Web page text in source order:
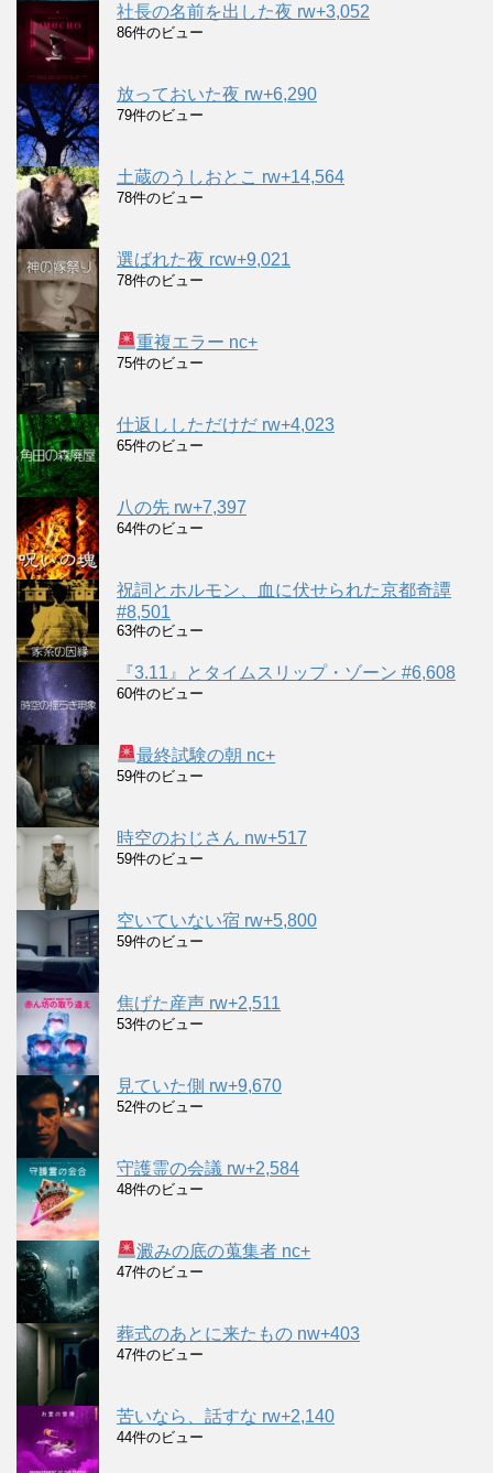
社長の名前を出した夜 rw+3,052
86件のビュー
放っておいた夜 rw+6,290
79件のビュー
土蔵のうしおとこ rw+14,564
78件のビュー
選ばれた夜 rcw+9,021
78件のビュー
重複エラー nc+
75件のビュー
仕返ししただけだ rw+4,023
65件のビュー
八の先 rw+7,397
64件のビュー
祝詞とホルモン、血に伏せられた京都奇譚
#8,501
63件のビュー
『3.11』とタイムスリップ・ゾーン #6,608
60件のビュー
最終試験の朝 nc+
59件のビュー
時空のおじさん nw+517
59件のビュー
空いていない宿 rw+5,800
59件のビュー
焦げた産声 rw+2,511
53件のビュー
見ていた側 rw+9,670
52件のビュー
守護霊の会議 rw+2,584
48件のビュー
澱みの底の蒐集者 nc+
47件のビュー
葬式のあとに来たもの nw+403
47件のビュー
苦いなら、話すな rw+2,140
44件のビュー